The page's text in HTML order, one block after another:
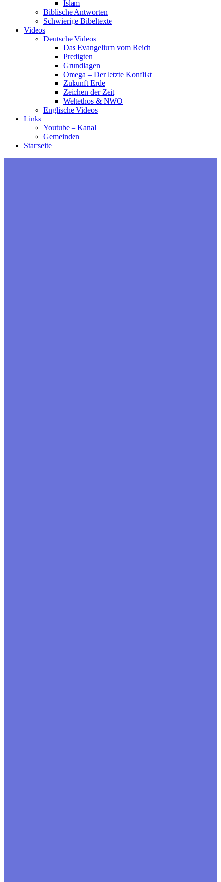
Islam
Biblische Antworten
Schwierige Bibeltexte
Videos
Deutsche Videos
Das Evangelium vom Reich
Predigten
Grundlagen
Omega – Der letzte Konflikt
Zukunft Erde
Zeichen der Zeit
Weltethos & NWO
Englische Videos
Links
Youtube – Kanal
Gemeinden
Startseite